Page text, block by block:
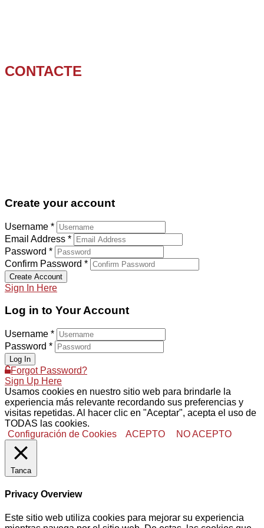
CONTACTE
Create your account
Username *
Email Address *
Password *
Confirm Password *
Create Account
Sign In Here
Log in to Your Account
Username *
Password *
Log In
Forgot Password?
Sign Up Here
Usamos cookies en nuestro sitio web para brindarle la
experiencia más relevante recordando sus preferencias y
visitas repetidas. Al hacer clic en "Aceptar", acepta el uso de
TODAS las cookies.
Configuración de Cookies
ACEPTO NO ACEPTO
Tanca
Privacy Overview
Este sitio web utiliza cookies para mejorar su experiencia